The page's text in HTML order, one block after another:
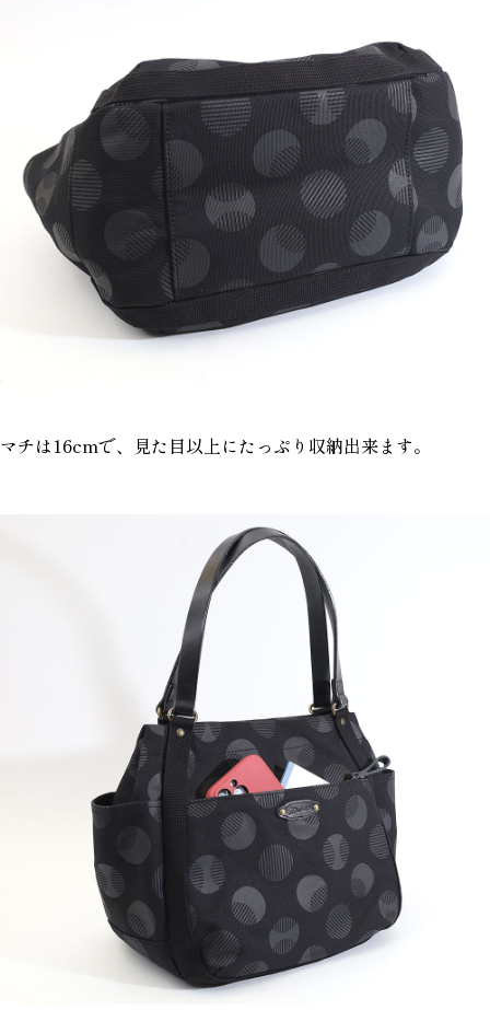
マチは16cmで、見た目以上にたっぷり収納出来ます。